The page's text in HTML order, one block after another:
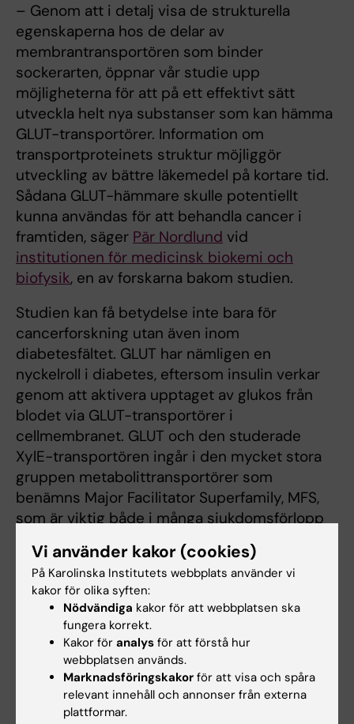
– Genom att i detalj visa de strukturella
egenskaperna hos de delar av
membrantransportören som binder
sockerarten, öppnar vår studie upp
möjligheterna för att på ett effektivt sätt
utveckla helt nya substanser som kan hämma
GLUT-transportörer. Information om
transportproteinets struktur möjliggör
utveckling av bättre läkemedel på kortare tid.
Sådana GLUT-hämmare skulle potentiellt
kunna användas för att behandla cancer i
framtiden, säger Pär Nordlund vid
institutionen för medicinsk biokemi och
biofysik, en av forskarna bakom studien.
Studien kan få betydelse inte bara för
cancerforskning utan även inom
diabetesfältet. GLUT har nämligen en
nyckelroll i diabetes, eftersom insulin verkar
genom att aktivera upptaget av glukos från
blodet via GLUT-transportörer i
cellmembranet. GLUT och den studerade
XylE-transportören ingår i den mycket stora
gruppen metabolittransportörer som
benämns Major Facilitator Superfamily, MFS,
som är viktig både i många sjukdomsförlopp
och för upptaget av läkemedel i celler.
– Många aspekter när det gäller molekylära
mekanismer för GLUT-transportörers funktion
är troligtvis generella för många medlemmar
av MFS-familjen, som är inblandade i ett brett
spektrum av sjukdomar utöver cancer och
diabetes, säger Pär Nordlund.
Förutom membrantransportörer, som
Vi använder kakor (cookies)
På Karolinska Institutets webbplats använder vi
kakor för olika syften:
Nödvändiga kakor för att webbplatsen ska
fungera korrekt.
Kakor för analys för att förstå hur
webbplatsen används.
Marknadsföringskakor för att visa och spåra
relevant innehåll och annonser från externa
plattformar.